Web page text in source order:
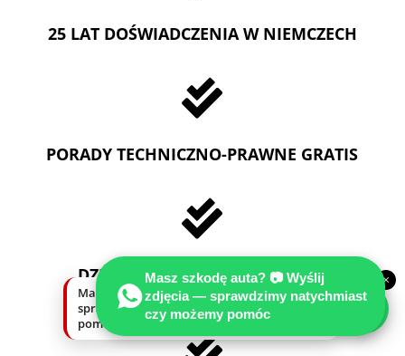
25 LAT DOŚWIADCZENIA W NIEMCZECH

PORADY TECHNICZNO-PRAWNE GRATIS

DZIAŁAMY NA TERENIE CAŁYCH
NIEMCZECH
Masz szkodę auta? 📷 Wyślij
zdjęcia — sprawdzimy natychmiast
czy możemy pomóc
×
Masz szkodę auta? Wyślij zdjęcia —
sprawdzimy natychmiast, czy możemy
pomóc.